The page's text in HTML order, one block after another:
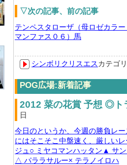
▽次の記事、前の記事
テンペスタローザ（母ロゼカラ
マンファス０６）馬
シンボリクリスエス カテゴ
POG広場:新着記事
2012 菜の花賞 予想 ◎ト
日
今日のというか、今週の勝負レ
にはそこそこ中盤速く、厳しい
ジュ○ ミヤコマンハッタン▲ サ
△ パララサルー× テラノイロハ